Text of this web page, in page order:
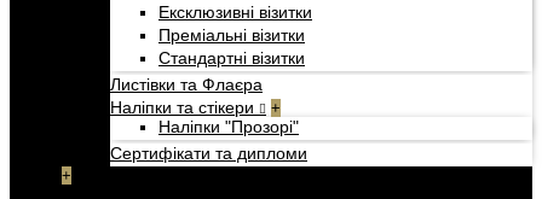
Ексклюзивні візитки
Преміальні візитки
Стандартні візитки
Листівки та Флаєра
Наліпки та стікери
+
Наліпки "Прозорі"
Сертифікати та дипломи
+